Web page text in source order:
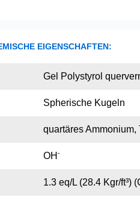
EIGENSCHAFTEN:
Gel Polystyrol
Spherische Kugeln
quartäres Ammonium,
OH -
1.3 eq/L (28.4 Kgr/ft³)